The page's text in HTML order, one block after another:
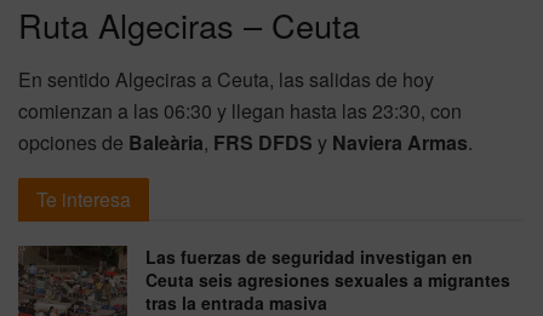
Ruta Algeciras – Ceuta
En sentido Algeciras a Ceuta, las salidas de hoy
comienzan a las 06:30 y llegan hasta las 23:30, con
opciones de Baleària, FRS DFDS y Naviera Armas.
Te interesa
Las fuerzas de seguridad investigan en
Ceuta seis agresiones sexuales a migrantes
tras la entrada masiva